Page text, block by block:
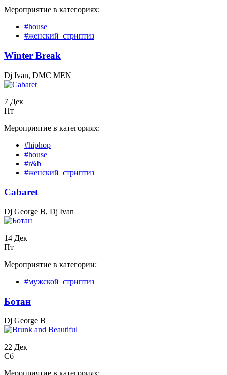
Мероприятие в категориях:
#house
#женский_стриптиз
Winter Break
Dj Ivan, DMC MEN
7 Дек
Пт
Мероприятие в категориях:
#hiphop
#house
#r&b
#женский_стриптиз
Cabaret
Dj George B, Dj Ivan
14 Дек
Пт
Мероприятие в категории:
#мужской_стриптиз
Бoтан
Dj George B
22 Дек
Сб